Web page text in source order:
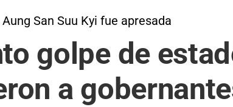
San Suu Kyi fue apresada
golpe de
a